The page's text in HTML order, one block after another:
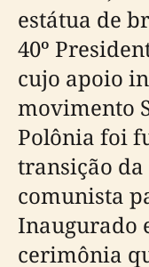
estátua de
40º
cujo apoio
movimento
Polônia foi
transição
comunista
Inaugurado
cerimônia